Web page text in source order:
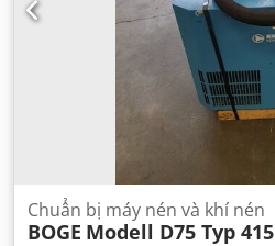
Chuẩn bị máy nén và khí nén
BOGE Modell D75 Typ 415